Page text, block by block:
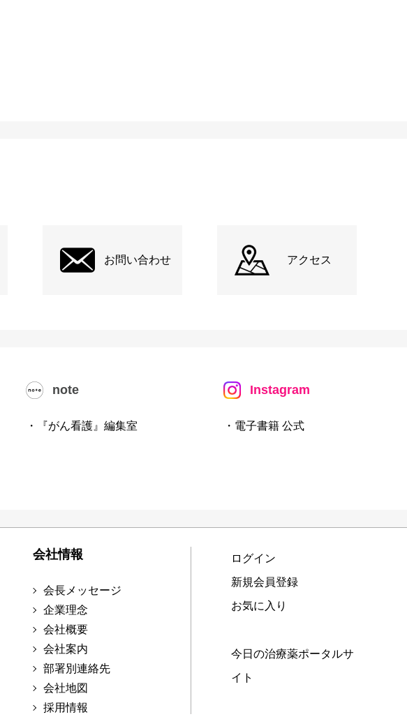
お問い合わせ アクセス
note
・『がん看護』編集室
Instagram
・電子書籍 公式
会社情報
会長メッセージ
企業理念
会社概要
会社案内
部署別連絡先
会社地図
採用情報
ログイン
新規会員登録
お気に入り
今日の治療薬ポータルサ
イト